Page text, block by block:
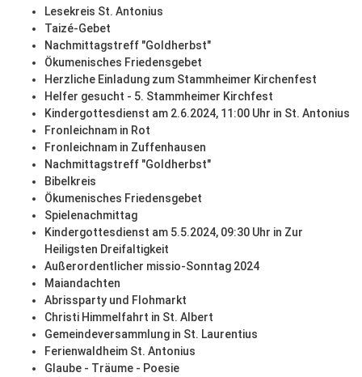
Lesekreis St. Antonius
Taizé-Gebet
Nachmittagstreff "Goldherbst"
Ökumenisches Friedensgebet
Herzliche Einladung zum Stammheimer Kirchenfest
Helfer gesucht - 5. Stammheimer Kirchfest
Kindergottesdienst am 2.6.2024, 11:00 Uhr in St. Antonius
Fronleichnam in Rot
Fronleichnam in Zuffenhausen
Nachmittagstreff "Goldherbst"
Bibelkreis
Ökumenisches Friedensgebet
Spielenachmittag
Kindergottesdienst am 5.5.2024, 09:30 Uhr in Zur
Heiligsten Dreifaltigkeit
Außerordentlicher missio-Sonntag 2024
Maiandachten
Abrissparty und Flohmarkt
Christi Himmelfahrt in St. Albert
Gemeindeversammlung in St. Laurentius
Ferienwaldheim St. Antonius
Glaube - Träume - Poesie